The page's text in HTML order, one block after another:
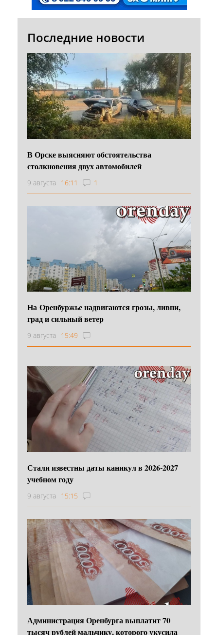
Последние новости
В Орске выясняют обстоятельства
столкновения двух автомобилей
9 августа 16:11 1
На Оренбуржье надвигаются грозы, ливни,
град и сильный ветер
9 августа 15:49
Стали известны даты каникул в 2026-2027
учебном году
9 августа 15:15
Администрация Оренбурга выплатит 70
тысяч рублей мальчику, которого укусила